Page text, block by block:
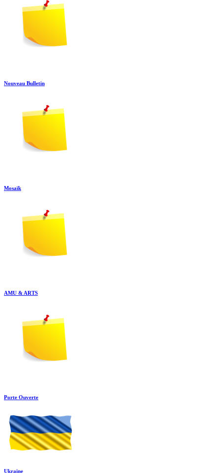
Nouveau Bulletin
Mosaïk
AMU & ARTS
Porte Ouverte
Ukraine